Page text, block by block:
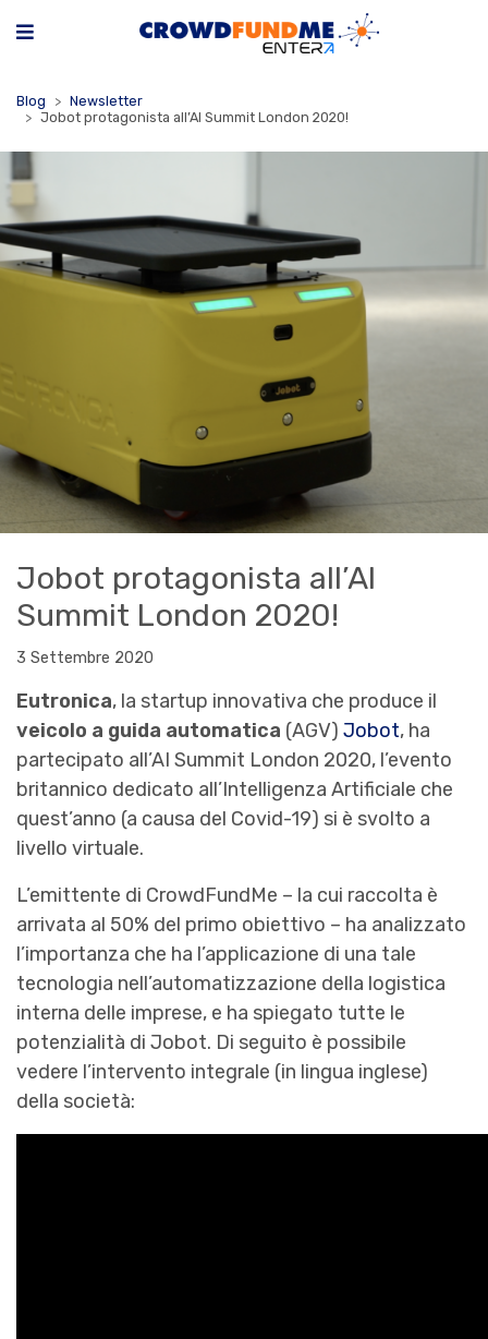
Blog
Newsletter
Jobot protagonista all’AI Summit London 2020!
Jobot protagonista all’AI
Summit London 2020!
3 Settembre 2020
Eutronica, la startup innovativa che produce il
veicolo a guida automatica (AGV) Jobot, ha
partecipato all’AI Summit London 2020, l’evento
britannico dedicato all’Intelligenza Artificiale che
quest’anno (a causa del Covid-19) si è svolto a
livello virtuale.
L’emittente di CrowdFundMe – la cui raccolta è
arrivata al 50% del primo obiettivo – ha analizzato
l’importanza che ha l’applicazione di una tale
tecnologia nell’automatizzazione della logistica
interna delle imprese, e ha spiegato tutte le
potenzialità di Jobot. Di seguito è possibile
vedere l’intervento integrale (in lingua inglese)
della società: